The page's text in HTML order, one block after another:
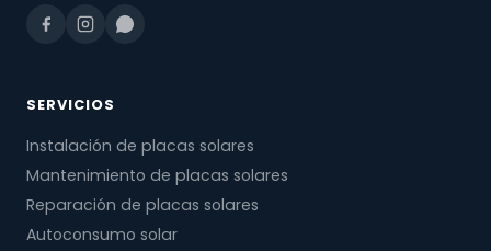
SERVICIOS
Instalación de placas solares
Mantenimiento de placas solares
Reparación de placas solares
Autoconsumo solar